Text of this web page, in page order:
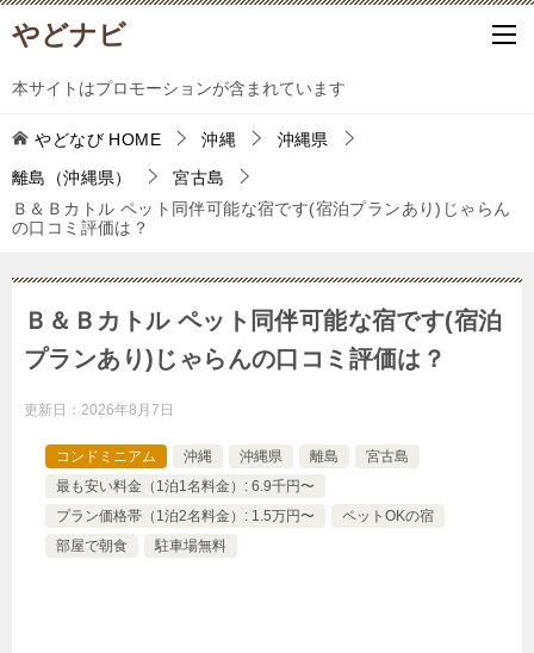
やどナビ
本サイトはプロモーションが含まれています
やどなび HOME 沖縄
沖縄県
離島（沖縄県）
宮古島
Ｂ＆Ｂカトル ペット同伴可能な宿です(宿泊プランあり)じゃらん
の口コミ評価は？
Ｂ＆Ｂカトル ペット同伴可能な宿です(宿泊
プランあり)じゃらんの口コミ評価は？
更新日： 2026年8月7日
コンドミニアム 沖縄 沖縄県 離島
宮古島
最も安い料金（1泊1名料金）: 6.9千円〜
プラン価格帯（1泊2名料金）: 1.5万円〜
ペットOKの宿
部屋で朝食
駐車場無料